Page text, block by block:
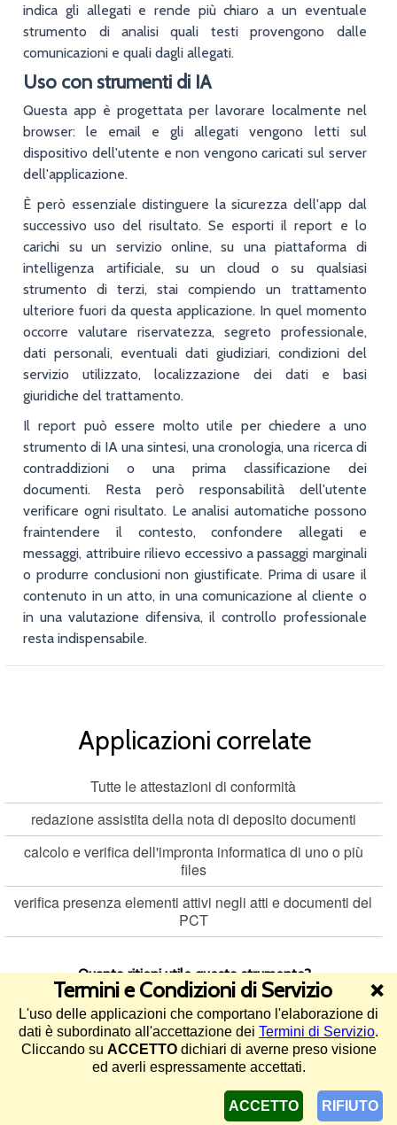
indica gli allegati e rende più chiaro a un eventuale
strumento di analisi quali testi provengono dalle
comunicazioni e quali dagli allegati.
Uso con strumenti di IA
Questa app è progettata per lavorare localmente nel
browser: le email e gli allegati vengono letti sul
dispositivo dell'utente e non vengono caricati sul server
dell'applicazione.
È però essenziale distinguere la sicurezza dell'app dal
successivo uso del risultato. Se esporti il report e lo
carichi su un servizio online, su una piattaforma di
intelligenza artificiale, su un cloud o su qualsiasi
strumento di terzi, stai compiendo un trattamento
ulteriore fuori da questa applicazione. In quel momento
occorre valutare riservatezza, segreto professionale,
dati personali, eventuali dati giudiziari, condizioni del
servizio utilizzato, localizzazione dei dati e basi
giuridiche del trattamento.
Il report può essere molto utile per chiedere a uno
strumento di IA una sintesi, una cronologia, una ricerca di
contraddizioni o una prima classificazione dei
documenti. Resta però responsabilità dell'utente
verificare ogni risultato. Le analisi automatiche possono
fraintendere il contesto, confondere allegati e
messaggi, attribuire rilievo eccessivo a passaggi marginali
o produrre conclusioni non giustificate. Prima di usare il
contenuto in un atto, in una comunicazione al cliente o
in una valutazione difensiva, il controllo professionale
resta indispensabile.
Applicazioni correlate
Tutte le attestazioni di conformità
redazione assistita della nota di deposito documenti
calcolo e verifica dell'impronta informatica di uno o più
files
verifica presenza elementi attivi negli atti e documenti del
PCT
Quanto ritieni utile questo strumento?
4.9/5 (114 voti)
©2013-2026 Diritto Pratico -Termini di Servizio e informativa sul
pagina generata in 0.012 secondi in data 9 agosto 2026 (IUG:ZK-3ED0D2) - 1249 utenti online
Termini e Condizioni di Servizio ❌
L'uso delle applicazioni che comportano l'elaborazione di
dati è subordinato all'accettazione dei Termini di Servizio.
Cliccando su ACCETTOdichiari di averne preso visione
ed averli espressamente accettati.
RIFIUTO
ACCETTO